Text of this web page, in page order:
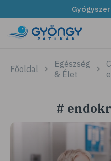
Főoldal
Egészség
& Élet
#